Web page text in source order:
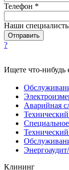
Телефон *
Наши
?
Ищете что-нибудь
Аварийная
Технический
Клининг